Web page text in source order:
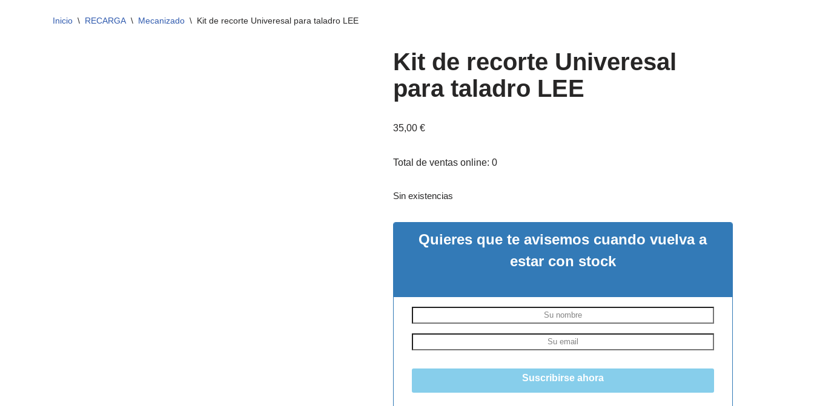
Inicio \ RECARGA \ Mecanizado \ Kit de recorte Univeresal para taladro LEE
Kit de recorte Univeresal
para taladro LEE
35,00 €
Total de ventas online: 0
Sin existencias
Quieres que te avisemos cuando vuelva a
estar con stock
Suscribirse ahora